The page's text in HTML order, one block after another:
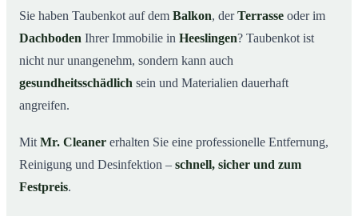
Taubenkot entfernen in Heeslingen & Umgebung
05Jetzt Angebot für die Taubenkot-Entfernung in
Sie haben Taubenkot auf dem Balkon, derTerrasse oder im
Dachboden Ihrer Immobilie in Heeslingen? Taubenkot ist
nicht nur unangenehm, sondern kann auch
gesundheitsschädlich sein und Materialien dauerhaft
angreifen.
Mit Mr. Cleaner erhalten Sie eine professionelle Entfernung,
Reinigung und Desinfektion – schnell, sicher und zum
Festpreis.